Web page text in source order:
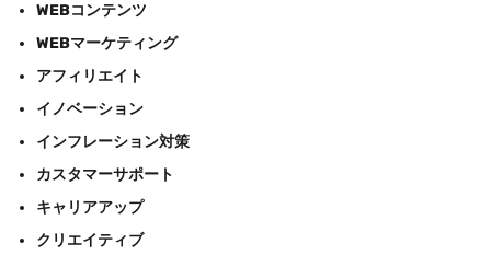
WEBコンテンツ
WEBマーケティング
アフィリエイト
イノベーション
インフレーション対策
カスタマーサポート
キャリアアップ
クリエイティブ